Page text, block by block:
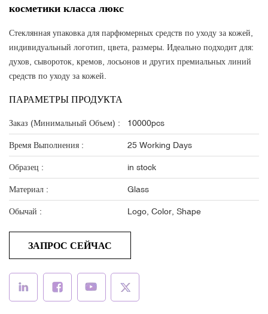
косметики класса люкс
Стеклянная упаковка для парфюмерных средств по уходу за кожей,
индивидуальный логотип, цвета, размеры. Идеально подходит для:
духов, сывороток, кремов, лосьонов и других премиальных линий
средств по уходу за кожей.
ПАРАМЕТРЫ ПРОДУКТА
Заказ (минимальный Объем) : 10000pcs
Время Выполнения : 25 Working Days
Образец : in stock
Материал : Glass
Обычай : Logo, Color, Shape
ЗАПРОС СЕЙЧАС